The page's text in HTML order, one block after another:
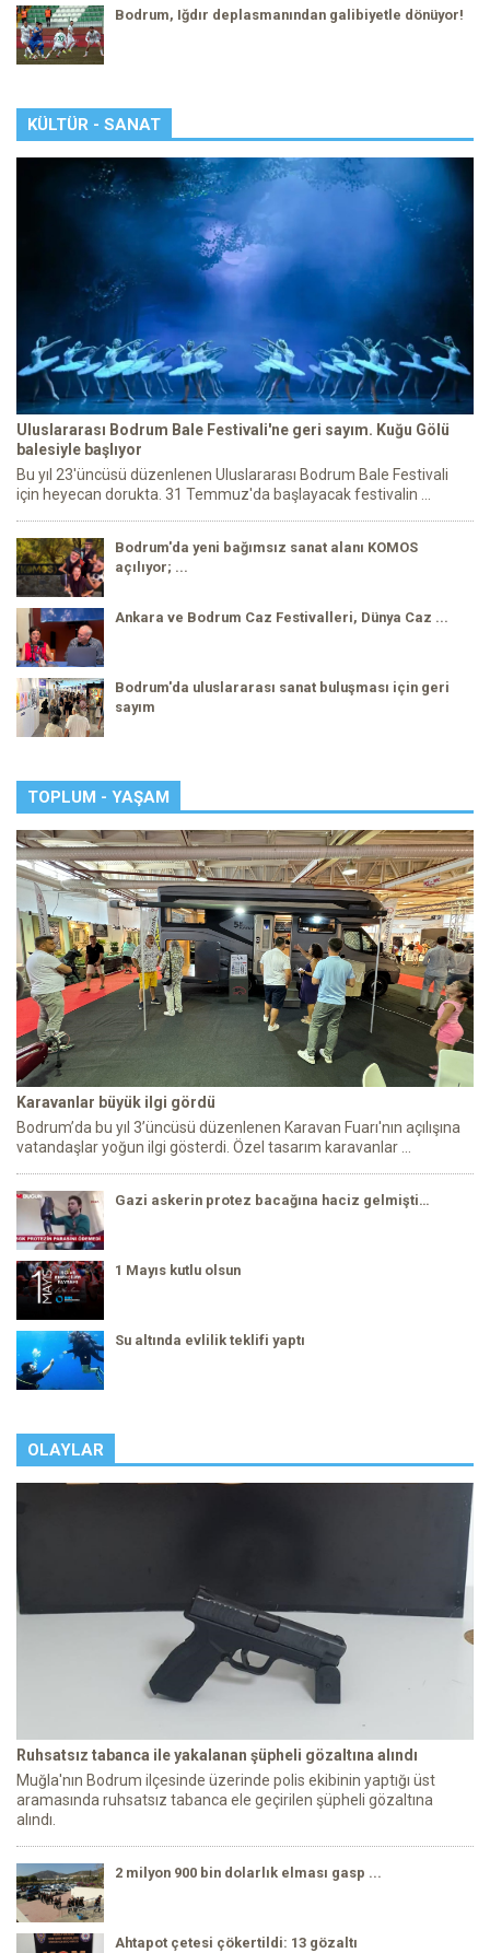
Bodrum, Iğdır deplasmanından galibiyetle dönüyor!
KÜLTÜR - SANAT
Uluslararası Bodrum Bale Festivali'ne geri sayım. Kuğu Gölü
balesiyle başlıyor
Bu yıl 23'üncüsü düzenlenen Uluslararası Bodrum Bale Festivali
için heyecan dorukta. 31 Temmuz'da başlayacak festivalin ...
Bodrum'da yeni bağımsız sanat alanı KOMOS
açılıyor; ...
Ankara ve Bodrum Caz Festivalleri, Dünya Caz ...
Bodrum'da uluslararası sanat buluşması için geri
sayım
TOPLUM - YAŞAM
Karavanlar büyük ilgi gördü
Bodrum’da bu yıl 3’üncüsü düzenlenen Karavan Fuarı'nın açılışına
vatandaşlar yoğun ilgi gösterdi. Özel tasarım karavanlar ...
Gazi askerin protez bacağına haciz gelmişti…
1 Mayıs kutlu olsun
Su altında evlilik teklifi yaptı
OLAYLAR
Ruhsatsız tabanca ile yakalanan şüpheli gözaltına alındı
Muğla'nın Bodrum ilçesinde üzerinde polis ekibinin yaptığı üst
aramasında ruhsatsız tabanca ele geçirilen şüpheli gözaltına
alındı.
2 milyon 900 bin dolarlık elması gasp ...
Ahtapot çetesi çökertildi: 13 gözaltı